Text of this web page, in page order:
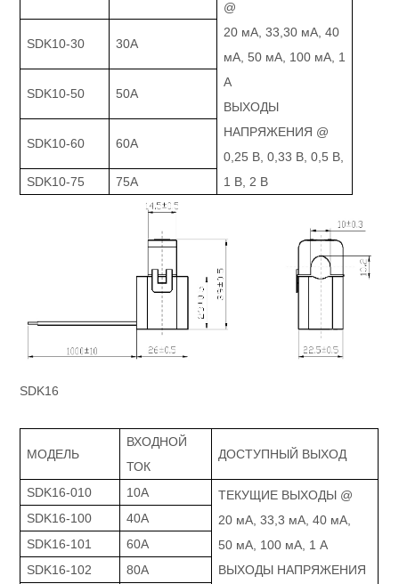
@
20 мА, 33,30 мА, 40
мА, 50 мА, 100 мА, 1
А
ВЫХОДЫ
НАПРЯЖЕНИЯ @
0,25 В, 0,33 В, 0,5 В,
1 В, 2 В
SDK10-30 30А
SDK10-50 50А
SDK10-60 60А
SDK10-75 75A
SDK16
МОДЕЛЬ
ВХОДНОЙ
ТОК
ДОСТУПНЫЙ ВЫХОД
SDK16-010 10А
ТЕКУЩИЕ ВЫХОДЫ @
20 мА, 33,3 мА, 40 мА,
50 мА, 100 мА, 1 А
ВЫХОДЫ НАПРЯЖЕНИЯ
SDK16-100
40А
SDK16-101
60А
SDK16-102
80А